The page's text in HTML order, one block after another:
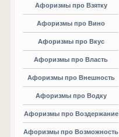
Афоризмы про Взятку
Афоризмы про Вино
Афоризмы про Вкус
Афоризмы про Власть
Афоризмы про Внешность
Афоризмы про Водку
Афоризмы про Воздержание
Афоризмы про Возможность